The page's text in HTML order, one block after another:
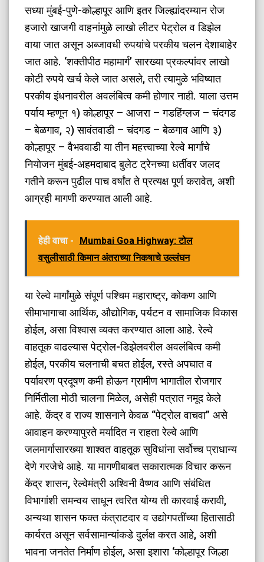
सध्या मुंबई-पुणे-कोल्हापूर आणि इतर जिल्ह्यांदरम्यान रोज
हजारो खाजगी वाहनांमुळे लाखो लीटर पेट्रोल व डिझेल
वाया जात असून अब्जावधी रुपयांचे परकीय चलन देशाबाहेर
जात आहे. ‘शक्तीपीठ महामार्ग’ सारख्या प्रकल्पांवर लाखो
कोटी रुपये खर्च केले जात असले, तरी त्यामुळे भविष्यात
परकीय इंधनावरील अवलंबित्व कमी होणार नाही. याला उत्तम
पर्याय म्हणून १) कोल्हापूर – आजरा – गडहिंग्लज – चंदगड
– बेळगाव, २) सावंतवाडी – चंदगड – बेळगाव आणि ३)
कोल्हापूर – वैभववाडी या तीन महत्त्वाच्या रेल्वे मार्गांचे
नियोजन मुंबई-अहमदाबाद बुलेट ट्रेनच्या धर्तीवर जलद
गतीने करून पुढील पाच वर्षांत ते प्रत्यक्ष पूर्ण करावेत, अशी
आग्रही मागणी करण्यात आली आहे.
हेही वाचा -
Mumbai Goa Highway: टोल
वसुलीसाठी किमान अंतराच्या निकषाचे उल्लंघन
​या रेल्वे मार्गांमुळे संपूर्ण पश्चिम महाराष्ट्र, कोकण आणि
सीमाभागाचा आर्थिक, औद्योगिक, पर्यटन व सामाजिक विकास
होईल, असा विश्वास व्यक्त करण्यात आला आहे. रेल्वे
वाहतूक वाढल्यास पेट्रोल-डिझेलवरील अवलंबित्व कमी
होईल, परकीय चलनाची बचत होईल, रस्ते अपघात व
पर्यावरण प्रदूषण कमी होऊन ग्रामीण भागातील रोजगार
निर्मितीला मोठी चालना मिळेल, असेही पत्रात नमूद केले
आहे. केंद्र व राज्य शासनाने केवळ “पेट्रोल वाचवा” असे
आवाहन करण्यापुरते मर्यादित न राहता रेल्वे आणि
जलमार्गासारख्या शाश्वत वाहतूक सुविधांना सर्वोच्च प्राधान्य
देणे गरजेचे आहे. या मागणीबाबत सकारात्मक विचार करून
केंद्र शासन, रेल्वेमंत्री अश्विनी वैष्णव आणि संबंधित
विभागांशी समन्वय साधून त्वरित योग्य ती कारवाई करावी,
अन्यथा शासन फक्त कंत्राटदार व उद्योगपतींच्या हितासाठी
कार्यरत असून सर्वसामान्यांकडे दुर्लक्ष करत आहे, अशी
भावना जनतेत निर्माण होईल, असा इशारा ‘कोल्हापूर जिल्हा